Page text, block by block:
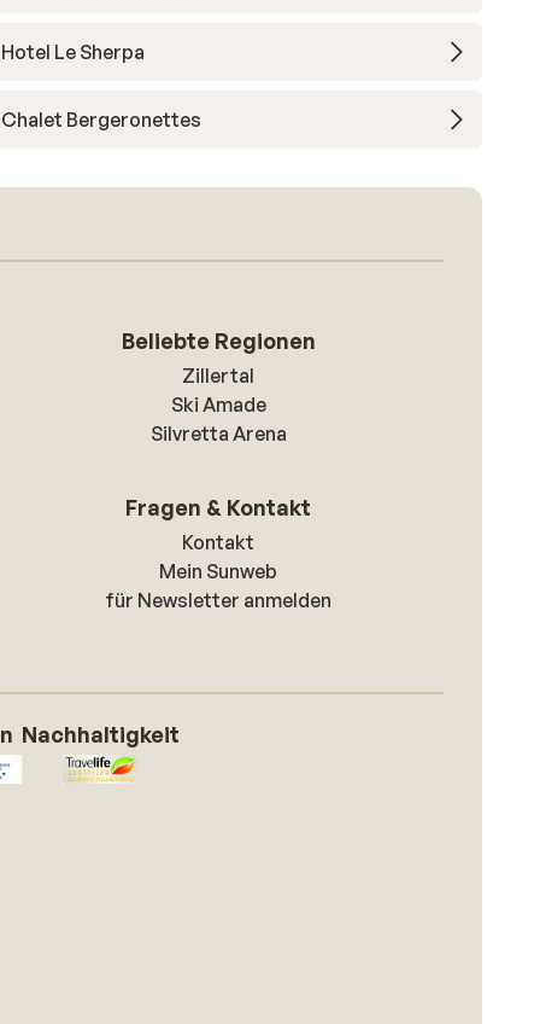
Hotel Le Sherpa
Chalet Bergeronettes
Beliebte Regionen
Zillertal
Ski Amade
Silvretta Arena
Fragen & Kontakt
Kontakt
Mein Sunweb
für Newsletter anmelden
Nachhaltigkeit